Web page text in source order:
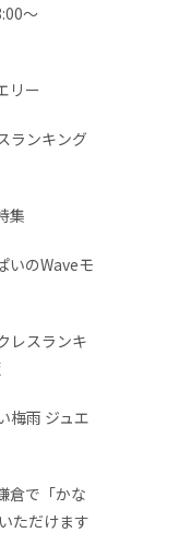
～
リー
ランキング
集
いのWaveモ
レスランキ
梅雨 ジュエ
倉で「かな
ただけます